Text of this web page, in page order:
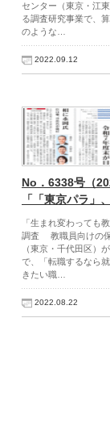
センター（東京・江
る調査研究事業で、
のような…
2022.09.12
No．6338号（
「「東京パラ」
「生まれ変わっても
調査 教職員向けの保
（東京・千代田区）
で、「転職するなら
きたい職…
2022.08.22